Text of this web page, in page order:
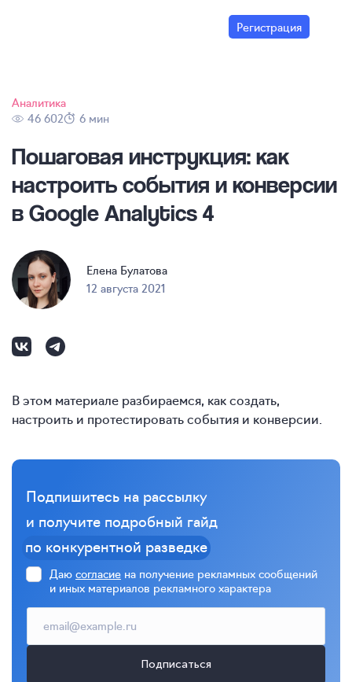
Регистрация
Аналитика
46 602
6 мин
Пошаговая инструкция: как
настроить события и конверсии
в Google Analytics 4
Елена Булатова
12 августа 2021
В этом материале разбираемся, как создать,
настроить и протестировать события и конверсии.
Подпишитесь на рассылку
и получите подробный гайд
по конкурентной разведке
Даю согласие на получение рекламных сообщений
и иных материалов рекламного характера
Подписаться